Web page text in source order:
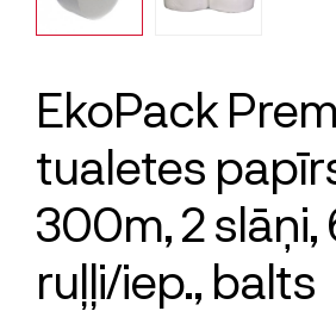
EkoPack
tualetes
300m, 2 slāņi,
ruļļi/iep., balts